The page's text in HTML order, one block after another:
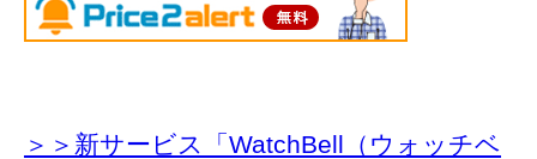
＞＞新サービス「WatchBell（ウォッチベ